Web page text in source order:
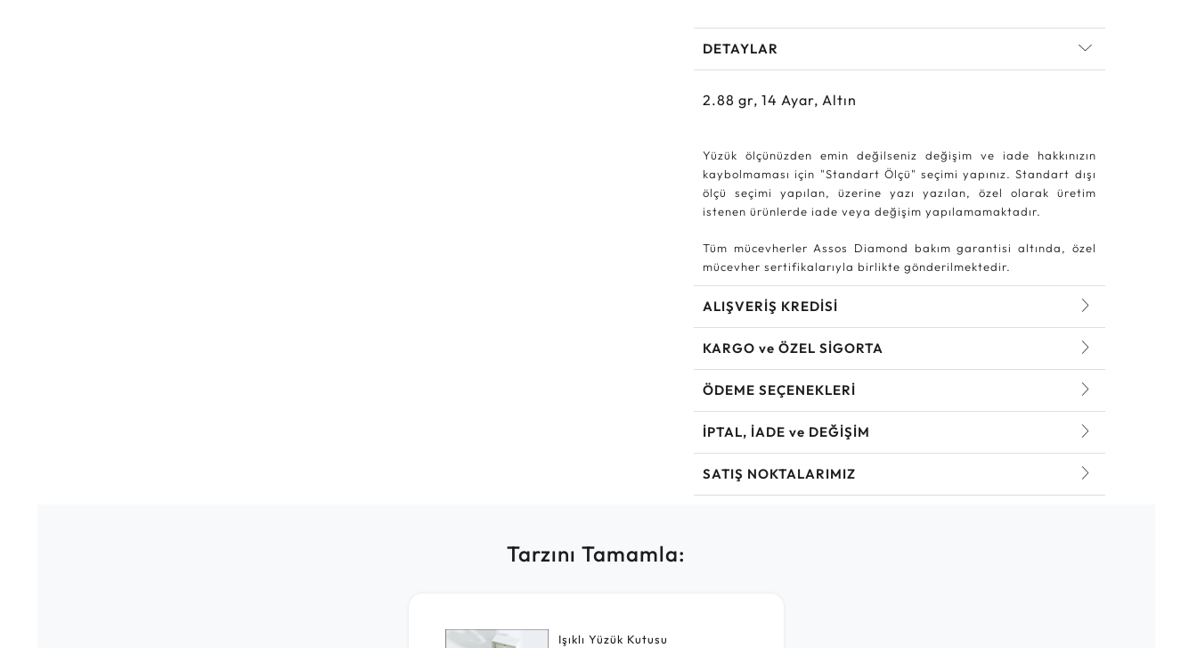
DETAYLAR
2.88gr,14Ayar, Altın
Yüzük ölçünüzden emin değilseniz değişim ve iade hakkınızın
kaybolmaması için "Standart Ölçü" seçimi yapınız. Standart dışı
ölçü seçimi yapılan, üzerine yazı yazılan, özel olarak üretim
istenen ürünlerde iade veya değişim yapılamamaktadır.
Tüm mücevherler Assos Diamond bakım garantisi altında, özel
mücevher sertifikalarıyla birlikte gönderilmektedir.
ALIŞVERİŞ KREDİSİ
KARGO ve ÖZEL SİGORTA
ÖDEME SEÇENEKLERİ
İPTAL, İADE ve DEĞİŞİM
SATIŞ NOKTALARIMIZ
Tarzını Tamamla:
Işıklı Yüzük Kutusu